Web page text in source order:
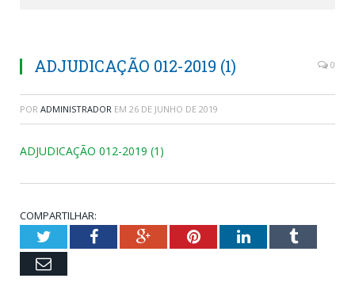
ADJUDICAÇÃO 012-2019 (1) 0
POR ADMINISTRADOR EM 26 DE JUNHO DE 2019
ADJUDICAÇÃO 012-2019 (1)
COMPARTILHAR:
TwitterFacebookGoogle+PinterestLinkedInTumblr
Email